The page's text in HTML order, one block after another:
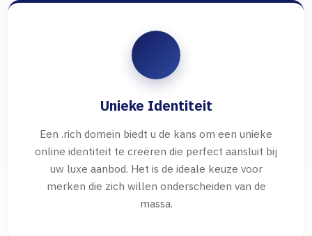
Unieke Identiteit
Een .rich domein biedt u de kans om een unieke
online identiteit te creëren die perfect aansluit bij
uw luxe aanbod. Het is de ideale keuze voor
merken die zich willen onderscheiden van de
massa.